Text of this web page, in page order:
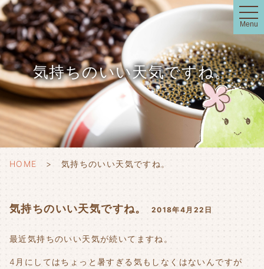
t
o
g
g
l
e
n
a
v
i
g
a
t
i
o
n
Menu
気持ちのいい天気ですね。
HOME 気持ちのいい天気ですね。
気持ちのいい天気ですね。 2018年4月22日
最近気持ちのいい天気が続いてますね。
4月にしてはちょっと暑すぎる気もしなくはないんですが